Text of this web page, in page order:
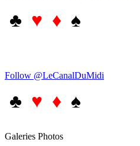
♣ ♥ ♦ ♠
Follow @LeCanalDuMidi
♣ ♥ ♦ ♠
Galeries Photos